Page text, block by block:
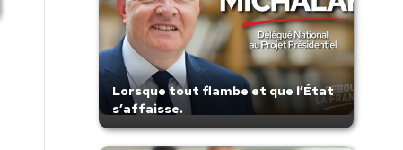
Lorsque tout flambe et que l’État
s’affaisse.